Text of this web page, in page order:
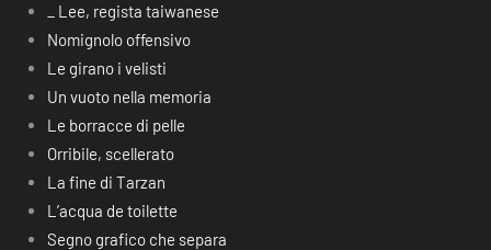
_ Lee, regista taiwanese
Nomignolo offensivo
Le girano i velisti
Un vuoto nella memoria
Le borracce di pelle
Orribile, scellerato
La fine di Tarzan
L’acqua de toilette
Segno grafico che separa